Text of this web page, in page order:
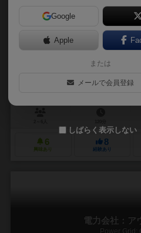
電力会社 充電完了！：ブ
Power Grid:
6
興味あり
8
経験あり
電力会社：ア
Power Grid:
Google
Apple
または
メールで会員登録
しばらく表示しない